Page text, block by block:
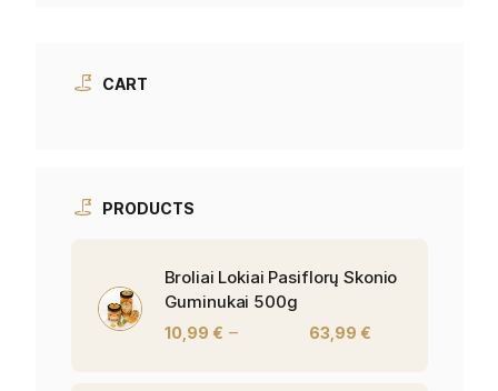
CART
PRODUCTS
Broliai Lokiai Pasiflorų Skonio
Guminukai 500g
10,99 € – 63,99 €